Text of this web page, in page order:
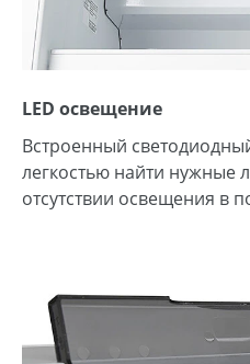
LED освещение
Встроенный
легкостью найти нужные
отсутствии освещения в